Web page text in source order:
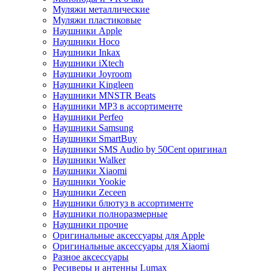
Муляжи металлические
Муляжи пластиковые
Наушники Apple
Наушники Hoco
Наушники Inkax
Наушники iXtech
Наушники Joyroom
Наушники Kingleen
Наушники MNSTR Beats
Наушники MP3 в ассортименте
Наушники Perfeo
Наушники Samsung
Наушники SmartBuy
Наушники SMS Audio by 50Cent оригинал
Наушники Walker
Наушники Xiaomi
Наушники Yookie
Наушники Zeceen
Наушники блютуз в ассортименте
Наушники полноразмерные
Наушники прочие
Оригинальные аксессуары для Apple
Оригинальные аксессуары для Xiaomi
Разное аксессуары
Ресиверы и антенны Lumax